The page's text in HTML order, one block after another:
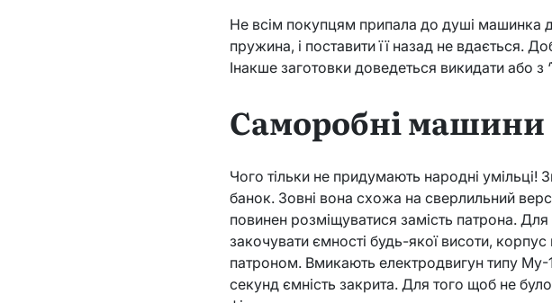
Не всім покупцям припала до душі машинка
пружина, і поставити її назад не вдається.
Інакше заготовки доведеться викидати або з
Саморобні машини
Чого тільки не придумають народні умільці!
банок. Зовні вона схожа на сверлильний
повинен розміщуватися замість патрона.
закочувати ємності будь-якої висоти,
патроном. Вмикають електродвигун типу Му-
секунд ємність закрита. Для того щоб не